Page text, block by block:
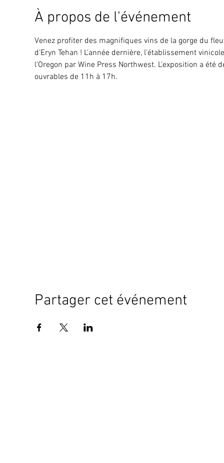
À propos de l'événement
Venez profiter des magnifiques vins de la gorge du
d'Eryn Tehan ! L'année dernière, l'établissement
l'Oregon par Wine Press Northwest. L'exposition a
ouvrables de 11h à 17h.
Partager cet événement